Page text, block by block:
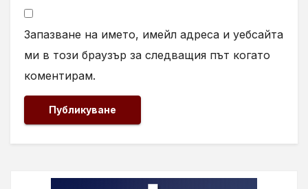
Запазване на името, имейл адреса и уебсайта
ми в този браузър за следващия път когато
коментирам.